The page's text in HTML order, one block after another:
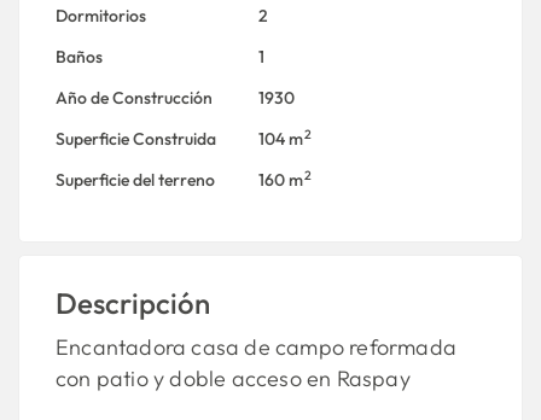
Dormitorios
2
Baños
1
Año de Construcción
1930
Superficie Construida
104 m2
Superficie del terreno 160 m2
Descripción
Encantadora casa de campo reformada
con patio y doble acceso en Raspay